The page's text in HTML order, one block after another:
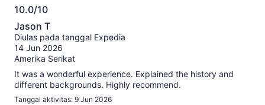
welcoming, kind, and helpful. They went out of their way to
assist him, and we are truly grateful for their care and
hospitality. Thank you for making our experience so special.
We had a wonderful time and would highly recommend this
luau to others.
10.0/10
10.0
dari
10
Jason T
Diulas pada tanggal Expedia
14 Jun 2026
Amerika Serikat
It was a wonderful experience. Explained the history and
different backgrounds. Highly recommend.
Tanggal aktivitas: 9 Jun 2026